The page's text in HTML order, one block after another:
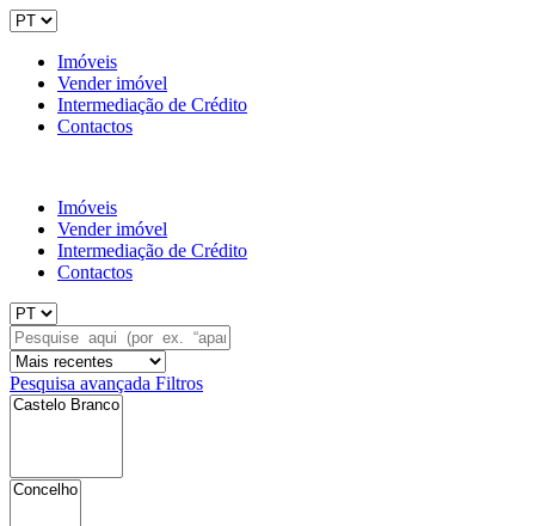
Imóveis
Vender imóvel
Intermediação de Crédito
Contactos
Imóveis
Vender imóvel
Intermediação de Crédito
Contactos
Pesquisa avançada Filtros